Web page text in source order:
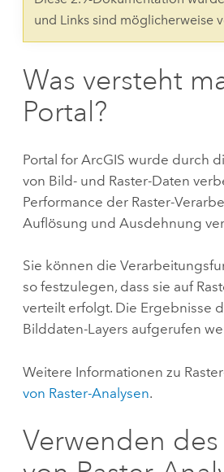
und Links sind möglicherweise
Was versteht
Portal?
Portal for ArcGIS wurde durch
von Bild- und Raster-Daten
Performance der Raster-
Auflösung und Ausdehnung
Sie können die
so festzulegen, dass sie auf
verteilt erfolgt. Die Ergebnisse
Bilddaten-Layers aufgerufen
Weitere Informationen zu
von Raster-Analysen.
Verwenden